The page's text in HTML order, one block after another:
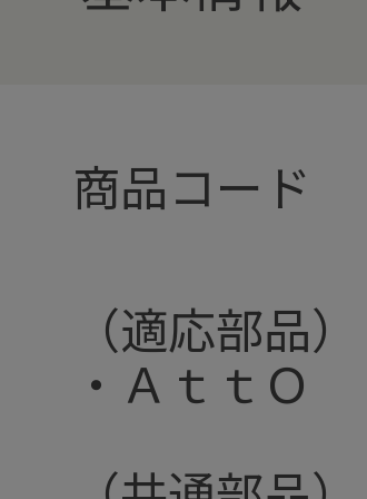
商品コード
（適応部品）
・ＡｔｔＯ